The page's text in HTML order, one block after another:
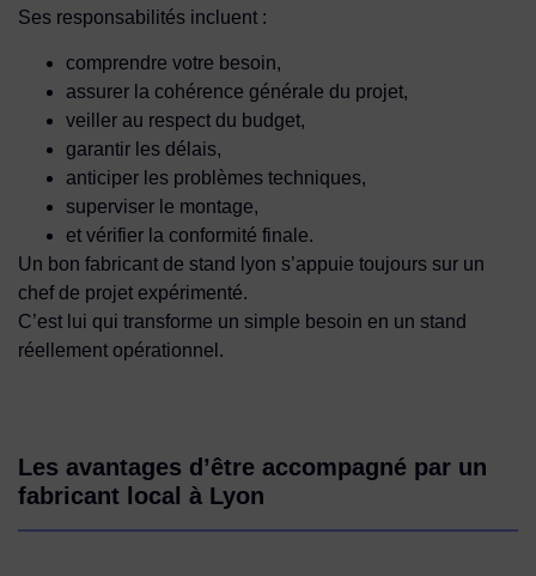
Ses responsabilités incluent :
comprendre votre besoin,
assurer la cohérence générale du projet,
veiller au respect du budget,
garantir les délais,
anticiper les problèmes techniques,
superviser le montage,
et vérifier la conformité finale.
Un bon fabricant de stand lyon s’appuie toujours sur un
chef de projet expérimenté.
C’est lui qui transforme un simple besoin en un stand
réellement opérationnel.
Les avantages d’être accompagné par un
fabricant local à Lyon